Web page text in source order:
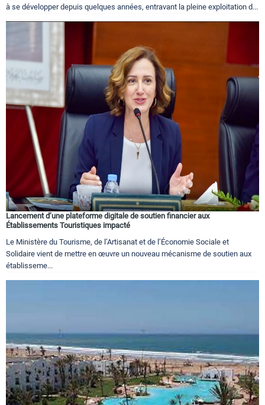
à se développer depuis quelques années, entravant la pleine exploitation d...
Lancement d’une plateforme digitale de soutien financier aux
Établissements Touristiques impacté
Le Ministère du Tourisme, de l’Artisanat et de l’Économie Sociale et
Solidaire vient de mettre en œuvre un nouveau mécanisme de soutien aux
établisseme...